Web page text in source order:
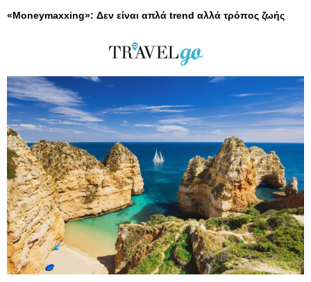
«Moneymaxxing»: Δεν είναι απλά trend αλλά τρόπος ζωής